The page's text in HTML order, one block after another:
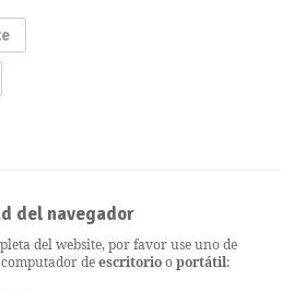
del navegador
del website, por favor use uno de
deescritoriooportátil: